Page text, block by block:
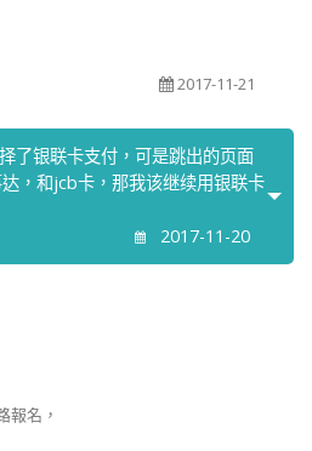
2017-11-21
了银联卡支付，可是跳出的页面
，和jcb卡，那我该继续用银联卡
2017-11-20
報名，